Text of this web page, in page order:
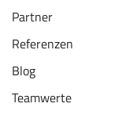
Partner
Referenzen
Blog
Teamwerte